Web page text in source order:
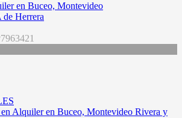
en Buceo, Montevideo
Herrera